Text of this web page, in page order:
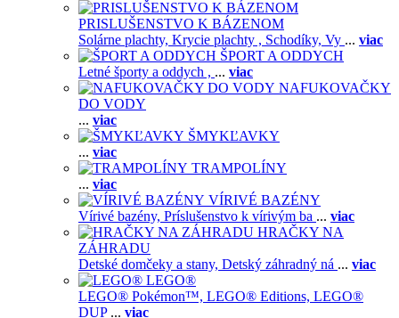
PRISLUŠENSTVO K BÁZENOM
Solárne plachty, Krycie plachty , Schodíky, Vy ... viac
ŠPORT A ODDYCH
Letné športy a oddych , ... viac
NAFUKOVAČKY
DO VODY
... viac
ŠMYKĽAVKY
... viac
TRAMPOLÍNY
... viac
VÍRIVÉ BAZÉNY
Vírivé bazény, Príslušenstvo k vírivým ba ... viac
HRAČKY NA
ZÁHRADU
Detské domčeky a stany, Detský záhradný ná ... viac
LEGO®
LEGO® Pokémon™, LEGO® Editions, LEGO®
DUP ... viac